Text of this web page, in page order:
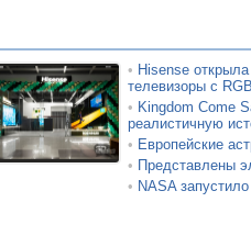
• Hisense
телевизоры с
• Kingdom Come
реалистичную
• Европейские
• Представлены
• NASA